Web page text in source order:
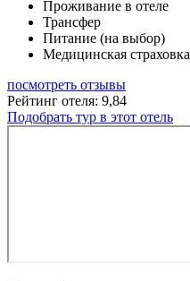
Проживание в отеле
Трансфер
Питание (на выбор)
Медицинская страховка
посмотреть отзывы
Рейтинг отеля: 9,84
Подобрать тур в этот отель